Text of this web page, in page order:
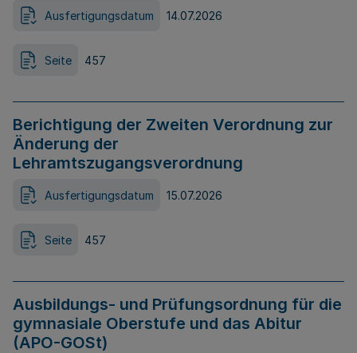
Ausfertigungsdatum 14.07.2026
Seite 457
Berichtigung der Zweiten Verordnung zur
Änderung der
Lehramtszugangsverordnung
Ausfertigungsdatum 15.07.2026
Seite 457
Ausbildungs- und Prüfungsordnung für die
gymnasiale Oberstufe und das Abitur
(APO-GOSt)